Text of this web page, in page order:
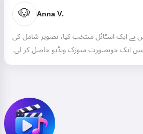
🐶 Anna V.
نے ایک اسٹائل منتخب کیا، تصویر شامل کی
ایک خوبصورت میوزک ویڈیو حاصل کر لی۔